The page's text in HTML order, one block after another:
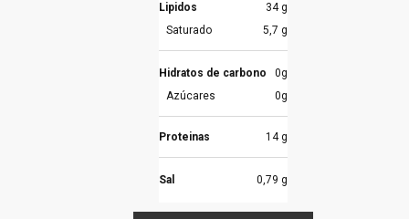
Lipidos
34 g
Saturado
5,7 g
Hidratos de carbono
0g
Azúcares
0g
Proteinas 14 g
Sal 0,79 g